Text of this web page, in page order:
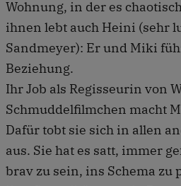
Wohnung, in der es
ihnen lebt auch Heini (sehr
Sandmeyer): Er und Miki
Beziehung.
Ihr Job als Regisseurin von
Schmuddelfilmchen macht
Dafür tobt sie sich in allen
aus. Sie hat es satt, immer
brav zu sein, ins Schema zu